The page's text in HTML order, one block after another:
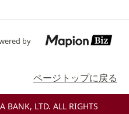
by
ページトップに戻る
BANK, LTD. ALL RIGHTS